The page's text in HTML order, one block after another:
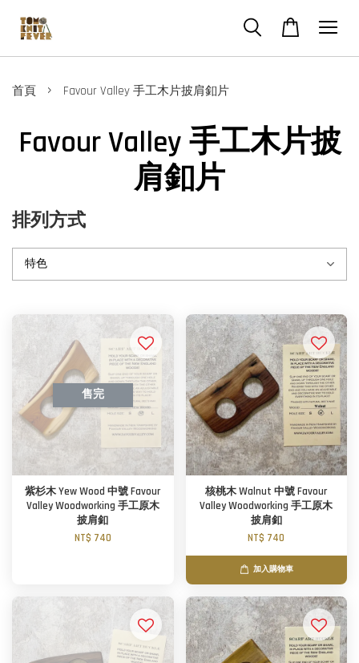
首頁 › Favour Valley 手工木片披肩釦片
Favour Valley 手工木片披
肩釦片
排列方式
售完
紫杉木 Yew Wood 中號 Favour
Valley Woodworking 手工原木
披肩釦
NT$ 740
核桃木 Walnut 中號 Favour
Valley Woodworking 手工原木
披肩釦
NT$ 740
加入購物車